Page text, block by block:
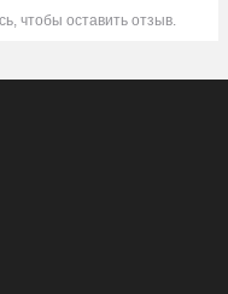
чтобы оставить отзыв.